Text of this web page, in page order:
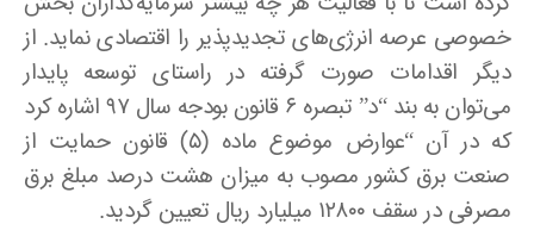
خصوصی عرصه انرژی‌های تجدیدپذیر را اقتصادی نماید. از
دیگر اقدامات صورت گرفته در راستای توسعه پایدار
می‌توان به بند “د” تبصره ۶ قانون بودجه سال ۹۷ اشاره کرد
که در آن “عوارض موضوع ماده (۵) قانون حمایت از
صنعت برق کشور مصوب به میزان هشت درصد مبلغ برق
مصرفی در سقف ۱۲۸۰۰ میلیارد ریال تعیین گردید
.